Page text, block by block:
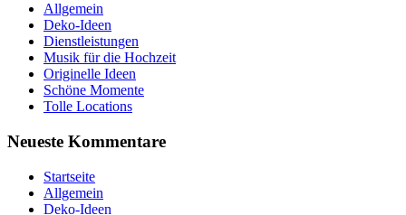
Allgemein
Deko-Ideen
Dienstleistungen
Musik für die Hochzeit
Originelle Ideen
Schöne Momente
Tolle Locations
Neueste Kommentare
Startseite
Allgemein
Deko-Ideen